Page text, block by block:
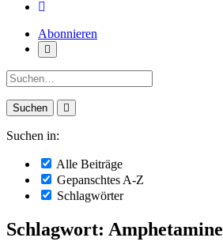
Abonnieren
Suche:
Suchen in:
Alle Beiträge
Gepanschtes A-Z
Schlagwörter
Schlagwort: Amphetamine